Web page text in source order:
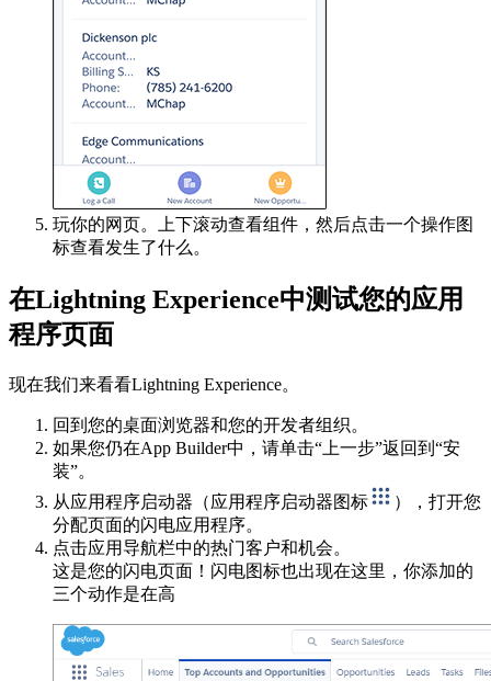
玩你的网页。上下滚动查看组件，然后点击一个操作图
标查看发生了什么。
在Lightning Experience中测试您的应用
程序页面
现在我们来看看Lightning Experience。
回到您的桌面浏览器和您的开发者组织。
如果您仍在App Builder中，请单击“上一步”返回到“安
装”。
从应用程序启动器（应用程序启动器图标
），打开您
分配页面的闪电应用程序。
点击应用导航栏中的热门客户和机会。
这是您的闪电页面！闪电图标也出现在这里，你添加的
三个动作是在高